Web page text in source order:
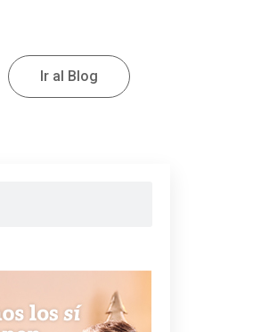
Ir al Blog